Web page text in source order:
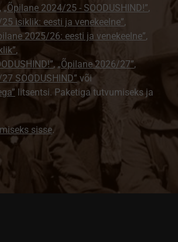
, „Õpilane 2024/25 - SOODUSHIND!”,
isiklik: eesti ja venekeelne”,
2025/26: eesti ja venekeelne”,
,
, „Õpilane 2026/27”,
SOODUSHIND”või
litsentsi. Paketiga tutvumiseks ja
sisse.